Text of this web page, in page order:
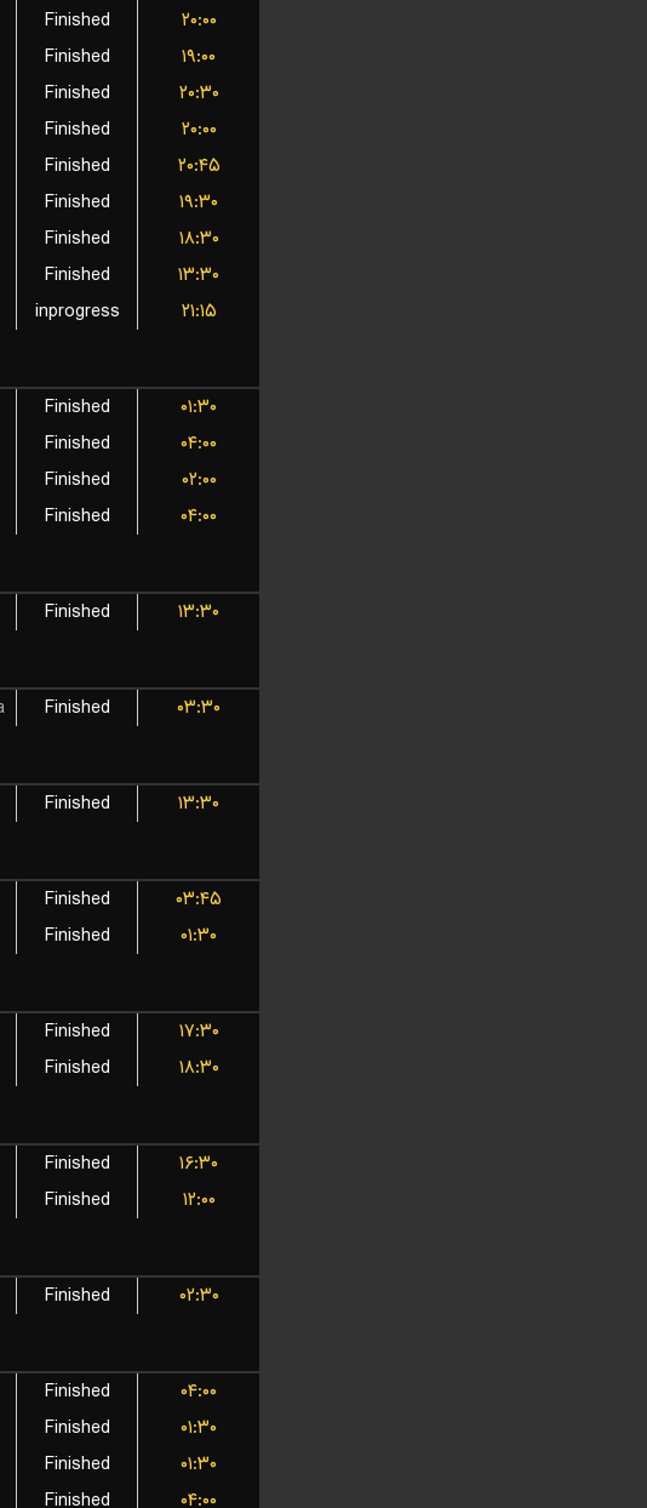
Finished
۲۰:۰۰
Finished
۱۹:۰۰
Finished
۲۰:۳۰
Finished
۲۰:۰۰
Finished
۲۰:۴۵
Finished
۱۹:۳۰
Finished
۱۸:۳۰
Finished
۱۳:۳۰
inprogress
۲۱:۱۵
Finished
۰۱:۳۰
Finished
۰۴:۰۰
Finished
۰۲:۰۰
Finished
۰۴:۰۰
Finished
۱۳:۳۰
Finished
۰۳:۳۰
Finished
۱۳:۳۰
Finished
۰۳:۴۵
Finished
۰۱:۳۰
Finished
۱۷:۳۰
Finished
۱۸:۳۰
Finished
۱۶:۳۰
Finished
۱۲:۰۰
Finished
۰۲:۳۰
Finished
۰۴:۰۰
Finished
۰۱:۳۰
Finished
۰۱:۳۰
Finished ۰۴:۰۰